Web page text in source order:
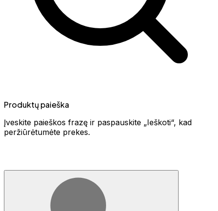
Produktų paieška
Įveskite paieškos frazę ir paspauskite „Ieškoti“, kad
peržiūrėtumėte prekes.